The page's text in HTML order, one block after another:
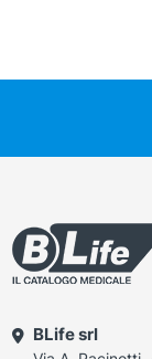
BLife srl